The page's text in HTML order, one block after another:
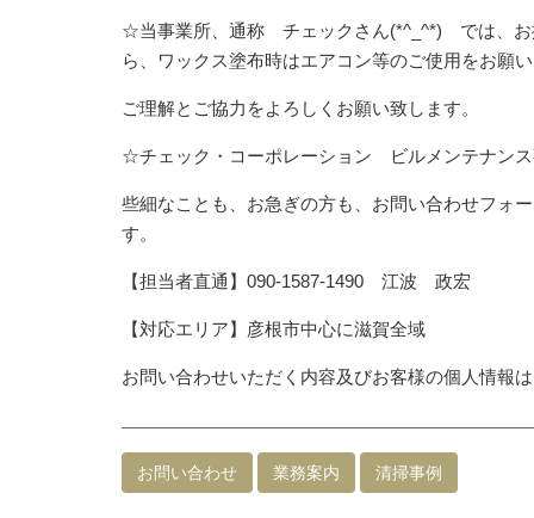
☆当事業所、通称 チェックさん(*^_^*) では、お
ら、ワックス塗布時はエアコン等のご使用をお願い
ご理解とご協力をよろしくお願い致します。
☆チェック・コーポレーション ビルメンテナン
些細なことも、お急ぎの方も、お問い合わせフォ
す。
【担当者直通】090-1587-1490 江波 政宏
【対応エリア】彦根市中心に滋賀全域
お問い合わせいただく内容及びお客様の個人情報
お問い合わせ 業務案内 清掃事例